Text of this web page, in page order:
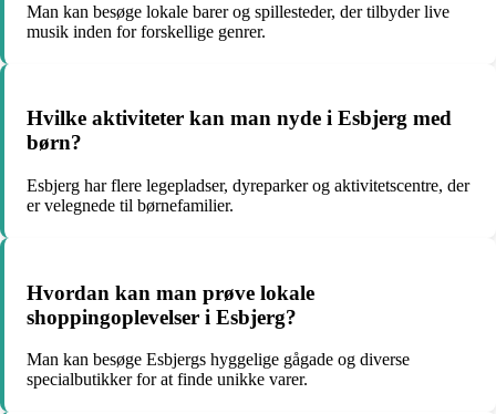
Man kan besøge lokale barer og spillesteder, der tilbyder live
musik inden for forskellige genrer.
Hvilke aktiviteter kan man nyde i Esbjerg med
børn?
Esbjerg har flere legepladser, dyreparker og aktivitetscentre, der
er velegnede til børnefamilier.
Hvordan kan man prøve lokale
shoppingoplevelser i Esbjerg?
Man kan besøge Esbjergs hyggelige gågade og diverse
specialbutikker for at finde unikke varer.